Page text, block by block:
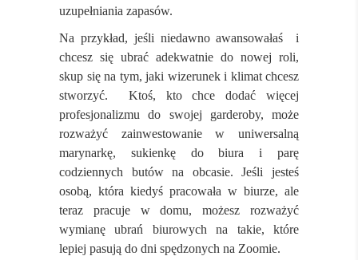
uzupełniania zapasów.
Na przykład, jeśli niedawno awansowałaś i
chcesz się ubrać adekwatnie do nowej roli,
skup się na tym, jaki wizerunek i klimat chcesz
stworzyć. Ktoś, kto chce dodać więcej
profesjonalizmu do swojej garderoby, może
rozważyć zainwestowanie w uniwersalną
marynarkę, sukienkę do biura i parę
codziennych butów na obcasie. Jeśli jesteś
osobą, która kiedyś pracowała w biurze, ale
teraz pracuje w domu, możesz rozważyć
wymianę ubrań biurowych na takie, które
lepiej pasują do dni spędzonych na Zoomie.